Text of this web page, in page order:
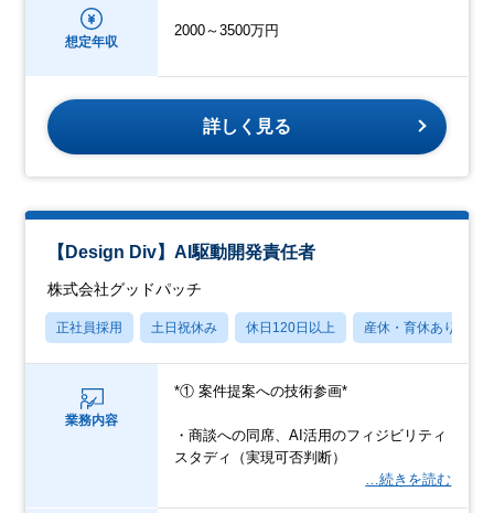
想定年収
2000～3500万円
詳しく見る
【Design Div】AI駆動開発責任者
株式会社グッドパッチ
正社員採用 土日祝休み 休日120日以上 産休・育休あり
業務内容
*① 案件提案への技術参画*
・商談への同席、AI活用のフィジビリティ
スタディ（実現可否判断）
…続きを読む